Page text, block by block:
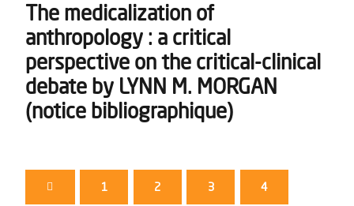
The medicalization of
anthropology : a critical
perspective on the critical-clinical
debate by LYNN M. MORGAN
(notice bibliographique)
1 2 3 4